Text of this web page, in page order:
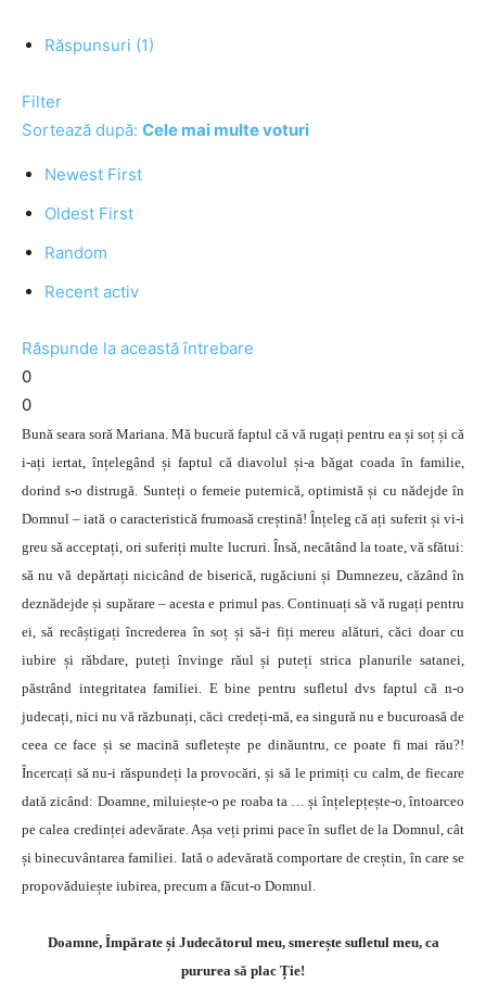
Răspunsuri (1)
Filter
Sortează după: Cele mai multe voturi
Newest First
Oldest First
Random
Recent activ
Răspunde la această întrebare
0
0
Bună seara soră Mariana. Mă bucură faptul că vă rugați pentru ea și soț și că
i-ați iertat, înțelegând și faptul că diavolul și-a băgat coada în familie,
dorind s-o distrugă. Sunteți o femeie puternică, optimistă și cu nădejde în
Domnul – iată o caracteristică frumoasă creștină! Înțeleg că ați suferit și vi-i
greu să acceptați, ori suferiți multe lucruri. Însă, necătând la toate, vă sfătui:
să nu vă depărtați nicicând de biserică, rugăciuni și Dumnezeu, căzând în
deznădejde și supărare – acesta e primul pas. Continuați să vă rugați pentru
ei, să recâștigați încrederea în soț și să-i fiți mereu alături, căci doar cu
iubire și răbdare, puteți învinge răul și puteți strica planurile satanei,
păstrând integritatea familiei. E bine pentru sufletul dvs faptul că n-o
judecați, nici nu vă răzbunați, căci credeți-mă, ea singură nu e bucuroasă de
ceea ce face și se macină sufletește pe dinăuntru, ce poate fi mai rău?!
Încercați să nu-i răspundeți la provocări, și să le primiți cu calm, de fiecare
dată zicând: Doamne, miluiește-o pe roaba ta … și înțelepțește-o, întoarceo
pe calea credinței adevărate. Așa veți primi pace în suflet de la Domnul, cât
și binecuvântarea familiei. Iată o adevărată comportare de creștin, în care se
propovăduiește iubirea, precum a făcut-o Domnul.
Doamne, Împărate și Judecătorul meu, smerește sufletul meu, ca
pururea să plac Ție!